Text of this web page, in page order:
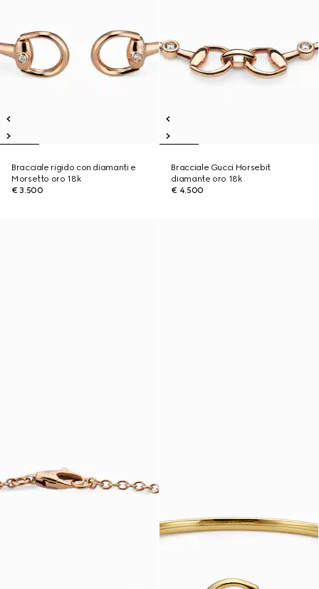
Bracciale rigido con diamanti e
Morsetto oro 18k
€ 3.500
Bracciale Gucci Horsebit
diamante oro 18k
€ 4.500